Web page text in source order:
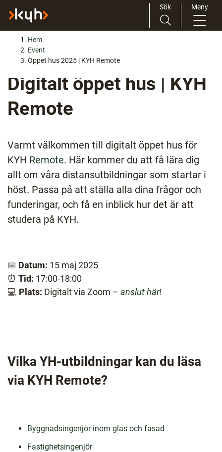
Huvudnavigation
Sök Meny
Hem
Event
Öppet hus 2025 | KYH Remote
Digitalt öppet hus | KYH
Remote
Varmt välkommen till digitalt öppet hus för
KYH Remote. Här kommer du att få lära dig
allt om våra distansutbildningar som startar i
höst. Passa på att ställa alla dina frågor och
funderingar, och få en inblick hur det är att
studera på KYH.
📅 Datum: 15 maj 2025
⏰ Tid: 17:00-18:00
💻 Plats: Digitalt via Zoom – anslut här!
Vilka YH-utbildningar kan du läsa
via KYH Remote?
Byggnadsingenjör inom glas och fasad
Fastighetsingenjör